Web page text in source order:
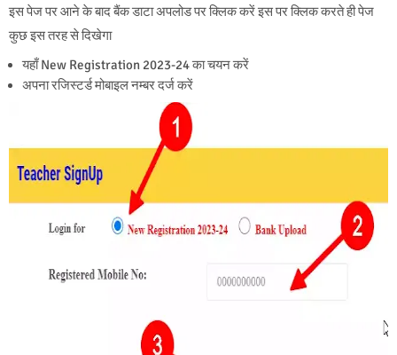
इस पेज पर आने के बाद बैंक डाटा अपलोड पर क्लिक करें इस पर क्लिक करते ही पेज
कुछ इस तरह से दिखेगा
यहाँ New Registration 2023-24 का चयन करें
अपना रजिस्टर्ड मोबाइल नम्बर दर्ज करें